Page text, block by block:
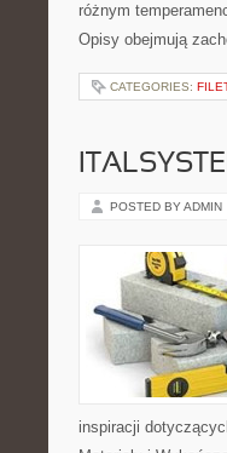
różnym
Opisy obejmują
CATEGORIES:
POSTED BY ADMIN
inspiracji